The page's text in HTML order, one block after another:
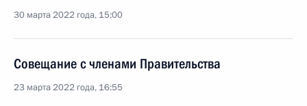
30 марта 2022 года, 15:00
Совещание с членами Правительства
23 марта 2022 года, 16:55